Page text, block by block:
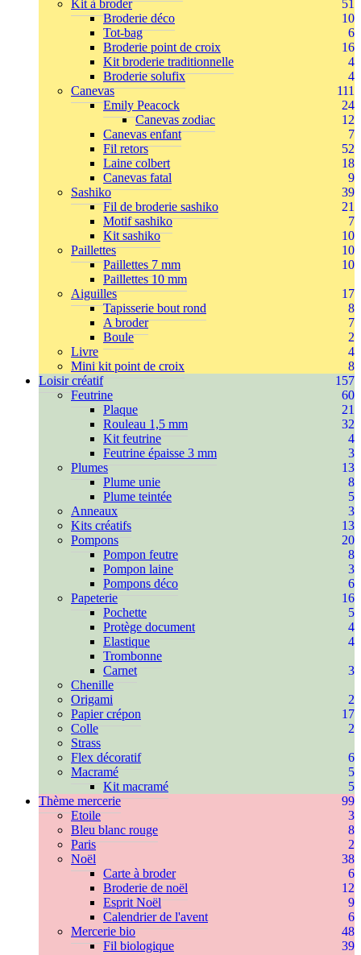
Kit à broder
51
Broderie déco
10
Tot-bag
6
Broderie point de croix
16
Kit broderie traditionnelle
4
Broderie solufix
4
Canevas
111
Emily Peacock
24
Canevas zodiac
12
Canevas enfant
7
Fil retors
52
Laine colbert
18
Canevas fatal
9
Sashiko
39
Fil de broderie sashiko
21
Motif sashiko
7
Kit sashiko
10
Paillettes
10
Paillettes 7 mm
10
Paillettes 10 mm
Aiguilles
17
Tapisserie bout rond
8
A broder
7
Boule
2
Livre
4
Mini kit point de croix
8
Loisir créatif
157
Feutrine
60
Plaque
21
Rouleau 1,5 mm
32
Kit feutrine
4
Feutrine épaisse 3 mm
3
Plumes
13
Plume unie
8
Plume teintée
5
Anneaux
3
Kits créatifs
13
Pompons
20
Pompon feutre
8
Pompon laine
3
Pompons déco
6
Papeterie
16
Pochette
5
Protège document
4
Elastique
4
Trombonne
Carnet
3
Chenille
Origami
2
Papier crépon
17
Colle
2
Strass
Flex décoratif
6
Macramé
5
Kit macramé
5
Thème mercerie
99
Etoile
3
Bleu blanc rouge
8
Paris
2
Noël
38
Carte à broder
6
Broderie de noël
12
Esprit Noël
9
Calendrier de l'avent
6
Mercerie bio
48
Fil biologique
39